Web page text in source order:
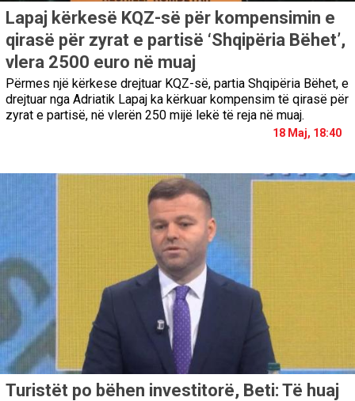
Lapaj kërkesë KQZ-së për kompensimin e
qirasë për zyrat e partisë ‘Shqipëria Bëhet’,
vlera 2500 euro në muaj
Përmes një kërkese drejtuar KQZ-së, partia Shqipëria Bëhet, e
drejtuar nga Adriatik Lapaj ka kërkuar kompensim të qirasë për
zyrat e partisë, në vlerën 250 mijë lekë të reja në muaj.
18 Maj, 18:40
Turistët po bëhen investitorë, Beti: Të huaj